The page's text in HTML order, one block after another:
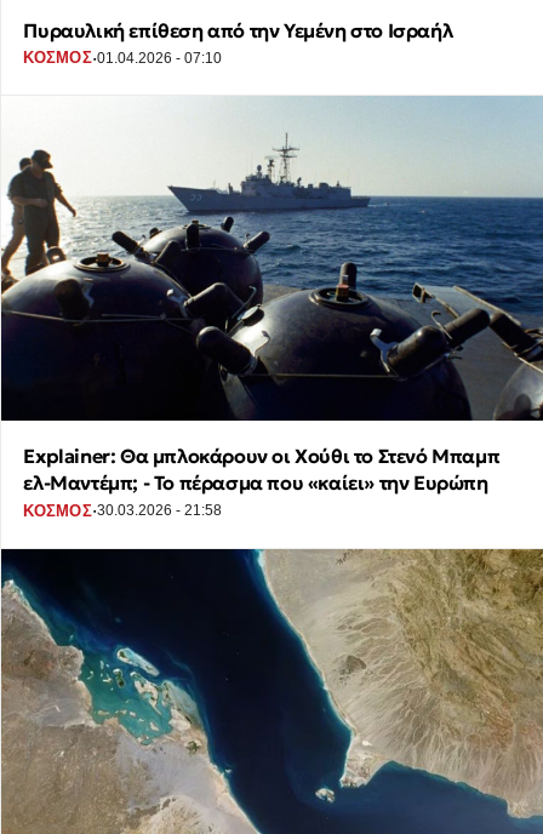
Πυραυλική επίθεση από την Υεμένη στο Ισραήλ
ΚΟΣΜΟΣ·01.04.2026 - 07:10
Explainer: Θα μπλοκάρουν οι Χούθι το Στενό Μπαμπ
ελ-Μαντέμπ; - Το πέρασμα που «καίει» την Ευρώπη
ΚΟΣΜΟΣ·30.03.2026 - 21:58